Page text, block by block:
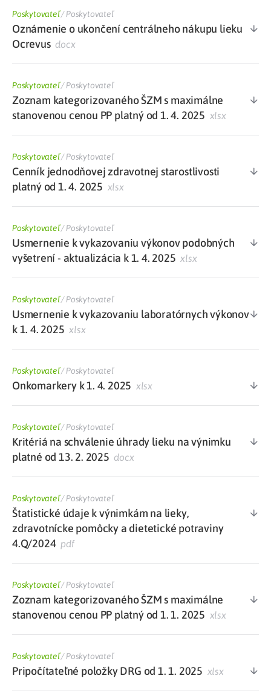
Poskytovateľ/Poskytovateľ
Oznámenie o ukončení centrálneho nákupu lieku
Ocrevusdocx
Poskytovateľ/Poskytovateľ
Zoznam kategorizovaného ŠZM s maximálne
stanovenou cenou PP platný od 1. 4. 2025 xlsx
Poskytovateľ/Poskytovateľ
Cenník jednodňovej zdravotnej starostlivosti
platný od 1. 4. 2025 xlsx
Poskytovateľ/Poskytovateľ
Usmernenie k vykazovaniu výkonov podobných
vyšetrení - aktualizácia k 1. 4. 2025 xlsx
Poskytovateľ/Poskytovateľ
Usmernenie k vykazovaniu laboratórnych výkonov
k 1. 4. 2025 xlsx
Poskytovateľ/Poskytovateľ
Onkomarkery k 1. 4. 2025 xlsx
Poskytovateľ/Poskytovateľ
Kritériá na schválenie úhrady lieku na výnimku
platné od 13. 2. 2025 docx
Poskytovateľ/Poskytovateľ
Štatistické údaje k výnimkám na lieky,
zdravotnícke pomôcky a dietetické potraviny
4.Q/2024pdf
Poskytovateľ/Poskytovateľ
Zoznam kategorizovaného ŠZM s maximálne
stanovenou cenou PP platný od 1. 1. 2025 xlsx
Poskytovateľ/Poskytovateľ
Pripočítateľné položky DRG od 1. 1. 2025 xlsx